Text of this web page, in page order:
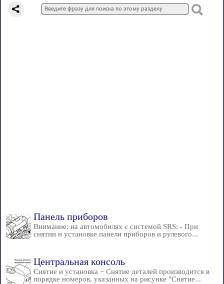
Панель приборов
Внимание: на автомобилях с системой SRS: - При
снятии и установке панели приборов и рулевого...
Центральная консоль
Снятие и установка − Снятие деталей производится в
порядке номеров, указанных на рисунке "Снятие...